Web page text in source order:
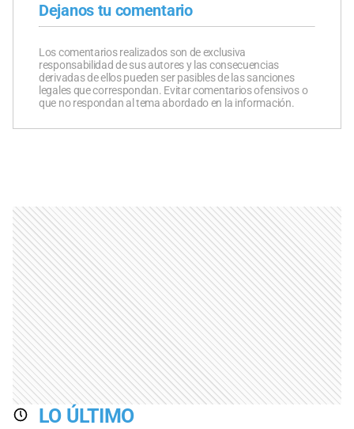
Dejanos tu comentario
Los comentarios realizados son de exclusiva
responsabilidad de sus autores y las consecuencias
derivadas de ellos pueden ser pasibles de las sanciones
legales que correspondan. Evitar comentarios ofensivos o
que no respondan al tema abordado en la información.
LO ÚLTIMO